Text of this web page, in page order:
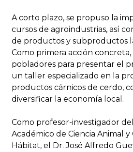
A corto plazo, se propuso la
cursos de agroindustrias, así
de productos y subproductos
Como primera acción concreta,
pobladores para presentar el
un taller especializado en la
productos cárnicos de cerdo,
diversificar la economía local.
Como profesor-investigador
Académico de Ciencia Animal y
Hábitat, el Dr. José Alfredo